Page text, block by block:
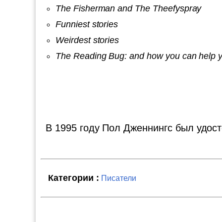
The Fisherman and The Theefyspray
Funniest stories
Weirdest stories
The Reading Bug: and how you can help
В 1995 году Пол Дженнингс был
Категории : Писатели